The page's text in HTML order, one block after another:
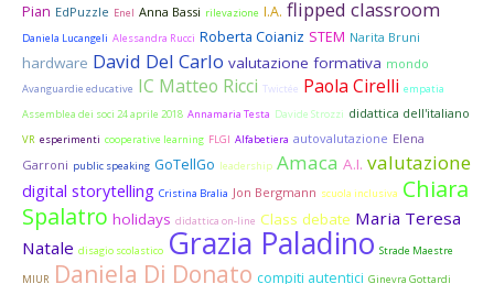
Pian EdPuzzle Enel Anna Bassi rilevazione I.A. flipped classroom
Daniela Lucangeli Alessandra Rucci Roberta Coianiz STEM Narita Bruni
hardware David Del Carlo valutazione formativa mondo
Avanguardie educative IC Matteo Ricci Twictée Paola Cirelli empatia
Assemblea dei soci 24 aprile 2018 Annamaria Testa Davide Strozzi didattica dell'italiano
VR esperimenti cooperative learning FLGI Alfabetiera autovalutazione Elena
Garroni public speaking GoTellGo leadership Amaca A.I. valutazione
digital storytelling Cristina Bralia Jon Bergmann scuola inclusiva Chiara
Spalatro holidays didattica on-line Class debate Maria Teresa
Natale disagio scolastico Grazia Paladino Strade Maestre
MIUR Daniela Di Donato compiti autentici Ginevra Gottardi